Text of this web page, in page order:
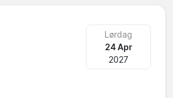
Lørdag
24 Apr
2027